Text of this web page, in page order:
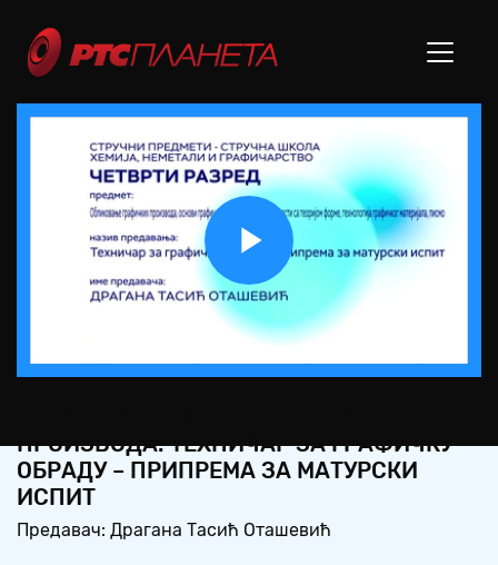
Play
Video
ПРОИЗВОДА: ТЕХНИЧАР ЗА ГРАФИЧКУ
ОБРАДУ – ПРИПРЕМА ЗА МАТУРСКИ
ИСПИТ
Предавач: Драгана Тасић Оташевић